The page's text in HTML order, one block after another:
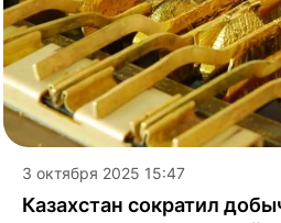
3 октября 2025 15:47
Казахстан сократил